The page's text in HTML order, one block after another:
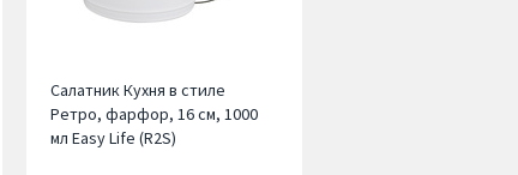
Салатник Кухня в стиле
Ретро, фарфор, 16 см, 1000
мл Easy Life (R2S)